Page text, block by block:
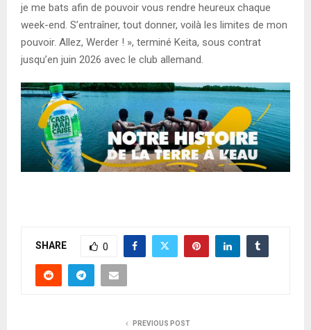
je me bats afin de pouvoir vous rendre heureux chaque
week-end. S’entraîner, tout donner, voilà les limites de mon
pouvoir. Allez, Werder ! », terminé Keita, sous contrat
jusqu’en juin 2026 avec le club allemand.
SHARE 0
PREVIOUS POST